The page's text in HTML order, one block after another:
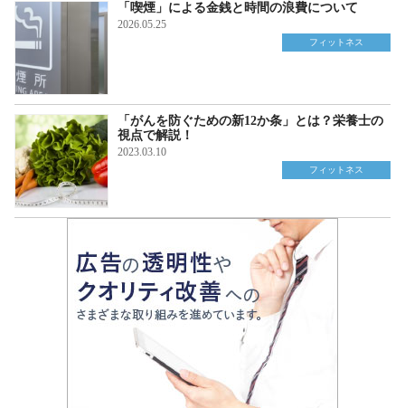
「喫煙」による金銭と時間の浪費について
2026.05.25
フィットネス
「がんを防ぐための新12か条」とは？栄養士の
視点で解説！
2023.03.10
フィットネス